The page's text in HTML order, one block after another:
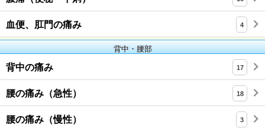
血便、肛門の痛み 4
背中・腰部
背中の痛み 17
腰の痛み（急性） 18
腰の痛み（慢性） 3